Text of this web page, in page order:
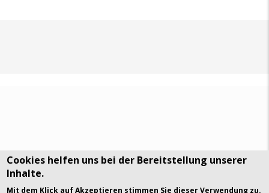
Cookies helfen uns bei der Bereitstellung unserer
Inhalte.
Mit dem Klick auf Akzeptieren stimmen Sie dieser Verwendung zu.